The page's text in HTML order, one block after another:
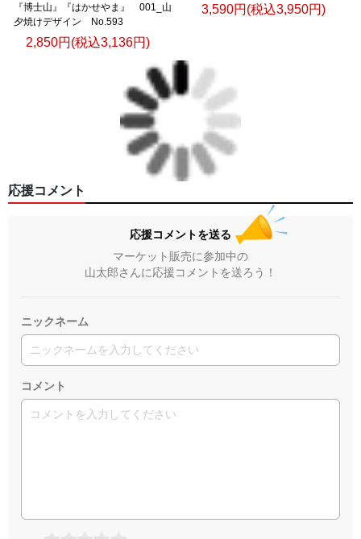
『博士山』『はかせやま』 001_山
夕焼けデザイン No.593
2,850円(税込3,136円)
3,590円(税込3,950円)
応援コメント
応援コメントを送る
マーケット販売に参加中の
山太郎さんに応援コメントを送ろう！
ニックネーム
コメント